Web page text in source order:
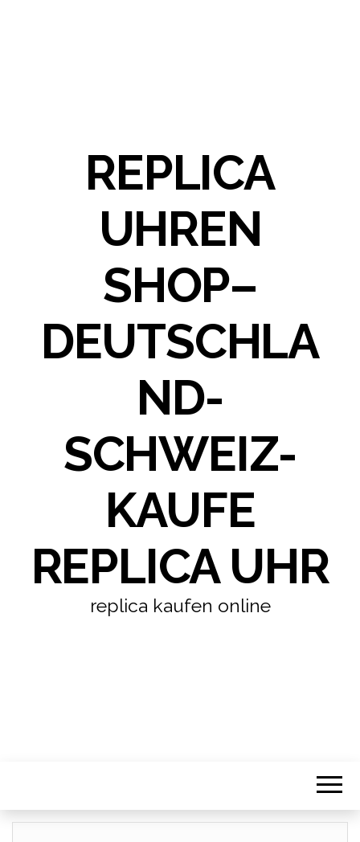
REPLICA
UHREN
SHOP–
DEUTSCHLA
ND-
SCHWEIZ-
KAUFE
REPLICA UHR
replica kaufen online